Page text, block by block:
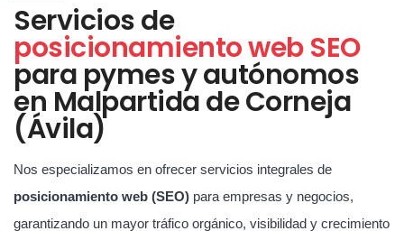
Servicios de
posicionamiento web SEO
para pymes y autónomos
en Malpartida de Corneja
(Ávila)
Nos especializamos en ofrecer servicios integrales de
posicionamiento web (SEO) para empresas y negocios,
garantizando un mayor tráfico orgánico, visibilidad y crecimiento